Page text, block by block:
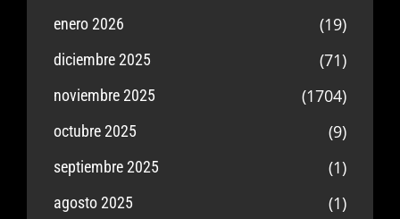
enero 2026 (19)
diciembre 2025 (71)
noviembre 2025 (1704)
octubre 2025 (9)
septiembre 2025 (1)
agosto 2025 (1)